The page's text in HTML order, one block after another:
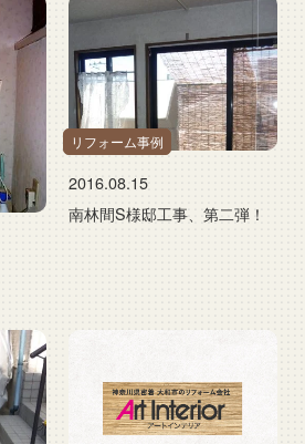
リフォーム事例
2016.08.15
南林間S様邸工事、第二弾！